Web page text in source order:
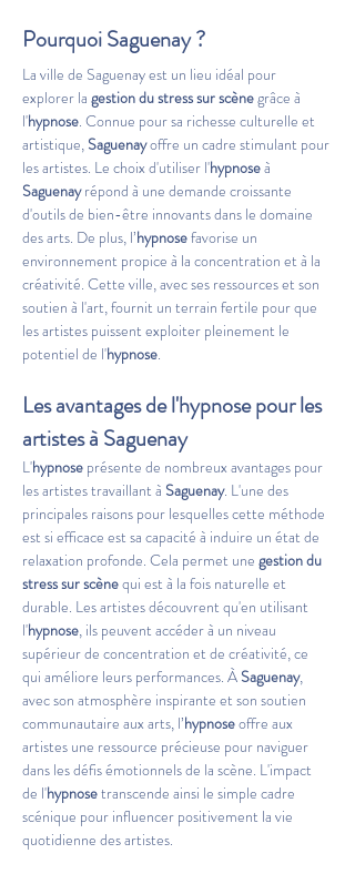
Pourquoi Saguenay ?
La ville de Saguenay est un lieu idéal pour
explorer la gestion du stress sur scène grâce à
l'hypnose. Connue pour sa richesse culturelle et
artistique, Saguenay offre un cadre stimulant pour
les artistes. Le choix d'utiliser l'hypnose à
Saguenay répond à une demande croissante
d'outils de bien-être innovants dans le domaine
des arts. De plus, l’hypnose favorise un
environnement propice à la concentration et à la
créativité. Cette ville, avec ses ressources et son
soutien à l'art, fournit un terrain fertile pour que
les artistes puissent exploiter pleinement le
potentiel de l'hypnose.
Les avantages de l'hypnose pour les
artistes à Saguenay
L'hypnose présente de nombreux avantages pour
les artistes travaillant à Saguenay. L'une des
principales raisons pour lesquelles cette méthode
est si efficace est sa capacité à induire un état de
relaxation profonde. Cela permet une gestion du
stress sur scène qui est à la fois naturelle et
durable. Les artistes découvrent qu'en utilisant
l'hypnose, ils peuvent accéder à un niveau
supérieur de concentration et de créativité, ce
qui améliore leurs performances. À Saguenay,
avec son atmosphère inspirante et son soutien
communautaire aux arts, l’hypnose offre aux
artistes une ressource précieuse pour naviguer
dans les défis émotionnels de la scène. L'impact
de l'hypnose transcende ainsi le simple cadre
scénique pour influencer positivement la vie
quotidienne des artistes.